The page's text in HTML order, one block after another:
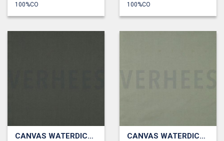
100%CO
100%CO
CANVAS WATERDICHT CANVAS WATERDICHT